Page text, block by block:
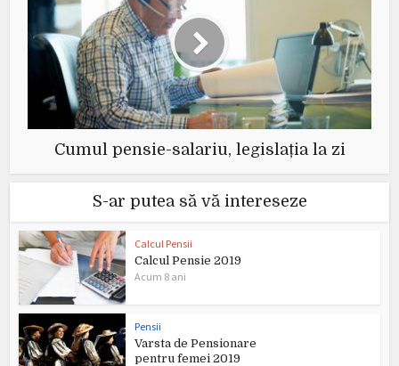
Cumul pensie-salariu, legislația la zi
S-ar putea să vă intereseze
Calcul Pensii
Calcul Pensie 2019
Acum 8 ani
Pensii
Varsta de Pensionare
pentru femei 2019